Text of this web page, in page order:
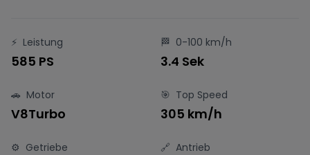
⚡ Leistung
585 PS
🏁 0-100 km/h
3.4 Sek
🚗 Motor
V8Turbo
🎯 Top Speed
305 km/h
⚙️ Getriebe 🔗 Antrieb